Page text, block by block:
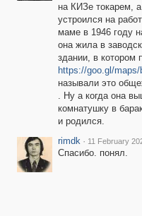
на КИЗе токарем,
устроился на
маме в 1946 году
она жила в
здании, в котором
https://goo.gl/
называли это
. Ну а когда она
комнатушку в
и родился.
rimdk · 11 February
Спасибо. понял.